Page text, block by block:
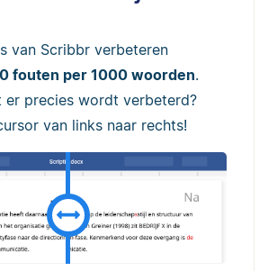
van Scribbr verbeteren
fouten per 1000 woorden.
er precies wordt verbeterd?
van links naar rechts!